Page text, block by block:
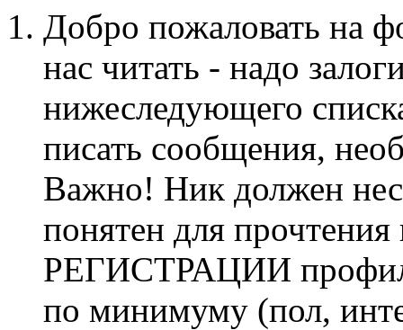
Добро пожаловать на
нас читать - надо
нижеследующего
писать сообщения,
Важно! Ник должен
понятен для
РЕГИСТРАЦИИ профиль
по минимуму (пол,